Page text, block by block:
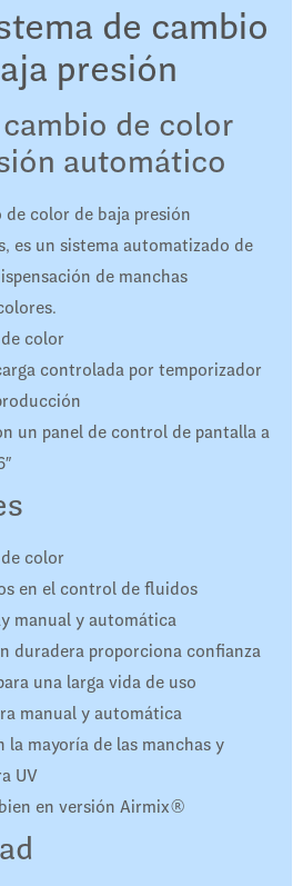
de cambio
presión
de color
automático
de color de baja presión
es un sistema automatizado de
de manchas
color
controlada por temporizador
un panel de control de pantalla a
color
en el control de fluidos
manual y automática
duradera proporciona confianza
una larga vida de uso
manual y automática
la mayoría de las manchas y
UV
en versión Airmix®